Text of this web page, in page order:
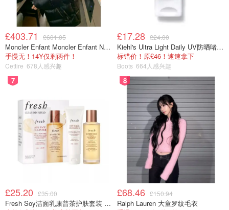
仿佛儿时采摘黑莓的回忆...扑鼻而来的是深沉又带酸味的黑莓汁
香气，与新鲜采收的月桂和荆棘木的清新气息相互混搭。活泼且
充满春天气息。（购买链接 ）
【官方混搭建议】
Warmer：橙花
黑莓酸酸甜甜口感的完美诠释，深邃酸涩的黑莓果汁，与清
爽柚子融合，再加上初摘的月桂和木质香的清新，生动青翠
～闻起来就像漫步在盛夏有蝉鸣的林间，好惬意！真的好喜
欢这瓶！
想可爱点也可以搭 [杏桃花与蜂蜜]，喜爱中性香和 [鼠尾草
与海盐] 混香也不错哦！
£403.71 £601.05
Moncler Enfant Moncler Enfant New Aubert 连帽羽绒服
手慢无！14Y仅剩两件！
Cettire 678人感兴趣
£17.28 £24.00
Kiehl's Ultra Light Daily UV防晒啫喱 SPF50 PA++++ 60ml
标错价！原£46！速速拿下
Boots 664人感兴趣
7
£25.20 £35.00
Fresh Soy洁面乳康普茶护肤套装 100ml
8
£68.46 £150.94
Ralph Lauren 大童罗纹毛衣